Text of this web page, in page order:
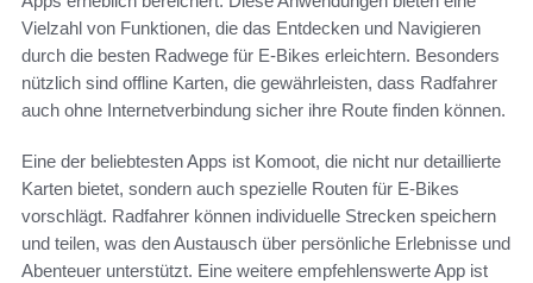
Vielzahl von Funktionen, die das Entdecken und Navigieren
durch die besten Radwege für E-Bikes erleichtern. Besonders
nützlich sind offline Karten, die gewährleisten, dass Radfahrer
auch ohne Internetverbindung sicher ihre Route finden können.
Eine der beliebtesten Apps ist Komoot, die nicht nur detaillierte
Karten bietet, sondern auch spezielle Routen für E-Bikes
vorschlägt. Radfahrer können individuelle Strecken speichern
und teilen, was den Austausch über persönliche Erlebnisse und
Abenteuer unterstützt. Eine weitere empfehlenswerte App ist